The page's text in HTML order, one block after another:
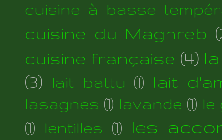
cuisine à basse
cuisine du Maghreb
cuisine française (4)
(3)
lait battu (1) lait
lasagnes (1) lavande (1) le
(1)
lentilles (1) les